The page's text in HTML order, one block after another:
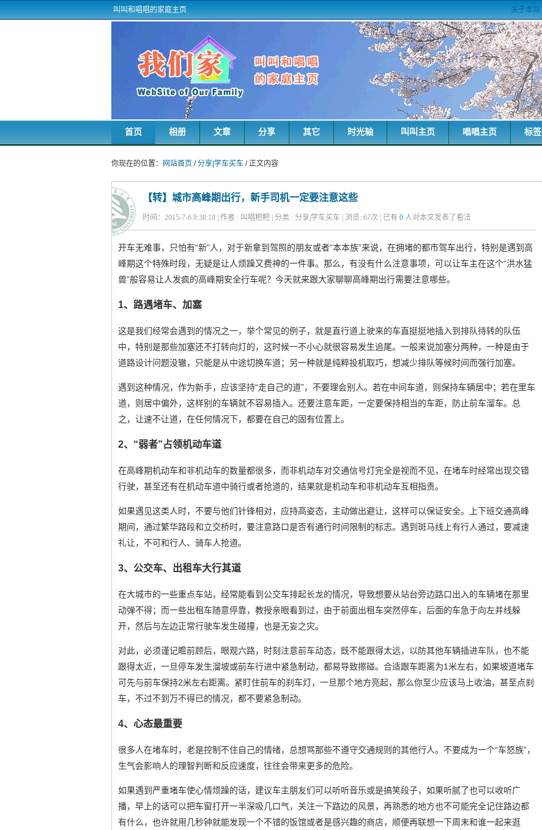
关于本站
叫叫和唱唱的家庭主页
首页 相册 文章 分享 其它 时光轴 叫叫主页 唱唱主页 标签
你现在的位置： 网站首页 /分享|学车买车 / 正文内容
【转】城市高峰期出行，新手司机一定要注意这些
时间：2015-7-6 9:38:18 | 作者 : 叫唱粑粑 | 分类 : 分享|学车买车 | 浏览: 67次 | 已有 0 人对本文发表了看法
开车无难事，只怕有“新”人，对于新拿到驾照的朋友或者“本本族”来说，在拥堵的都市驾车出行，特别是遇到高
峰期这个特殊时段，无疑是让人烦躁又费神的一件事。那么，有没有什么注意事项，可以让车主在这个“洪水猛
兽”般容易让人发疯的高峰期安全行车呢？今天就来跟大家聊聊高峰期出行需要注意哪些。
1、路遇堵车、加塞
这是我们经常会遇到的情况之一，举个常见的例子，就是直行道上驶来的车直挺挺地插入到排队待转的队伍
中，特别是那些加塞还不打转向灯的，这时候一不小心就很容易发生追尾。一般来说加塞分两种，一种是由于
道路设计问题没辙，只能是从中途切换车道；另一种就是纯粹投机取巧，想减少排队等候时间而强行加塞。
遇到这种情况，作为新手，应该坚持“走自己的道”，不要理会别人。若在中间车道，则保持车辆居中；若在里车
道，则居中偏外，这样别的车辆就不容易插入。还要注意车距，一定要保持相当的车距，防止前车溜车。总
之，让速不让道，在任何情况下，都要在自己的固有位置上。
2、“弱者”占领机动车道
在高峰期机动车和非机动车的数量都很多，而非机动车对交通信号灯完全是视而不见，在堵车时经常出现交错
行驶，甚至还有在机动车道中骑行或者抢道的，结果就是机动车和非机动车互相指责。
如果遇见这类人时，不要与他们针锋相对，应持高姿态，主动做出避让，这样可以保证安全。上下班交通高峰
期间，通过繁华路段和立交桥时，要注意路口是否有通行时间限制的标志。遇到斑马线上有行人通过，要减速
礼让，不可和行人、骑车人抢道。
3、公交车、出租车大行其道
在大城市的一些重点车站，经常能看到公交车排起长龙的情况，导致想要从站台旁边路口出入的车辆堵在那里
动弹不得；而一些出租车随意停靠，教授亲眼看到过，由于前面出租车突然停车，后面的车急于向左并线躲
开，然后与左边正常行驶车发生碰撞，也是无妄之灾。
对此，必须谨记瞻前顾后，眼观六路，时刻注意前车动态，既不能跟得太远，以防其他车辆插进车队，也不能
跟得太近，一旦停车发生溜坡或前车行进中紧急制动，都易导致擦碰。合适跟车距离为1米左右，如果坡道堵车
可先与前车保持2米左右距离。紧盯住前车的刹车灯，一旦那个地方亮起，那么你至少应该马上收油，甚至点刹
车，不过不到万不得已的情况，都不要紧急制动。
4、心态最重要
很多人在堵车时，老是控制不住自己的情绪，总想骂那些不遵守交通规则的其他行人。不要成为一个“车怒族”，
生气会影响人的理智判断和反应速度，往往会带来更多的危险。
如果遇到严重堵车使心情烦躁的话，建议车主朋友们可以听听音乐或是搞笑段子，如果听腻了也可以收听广
播，早上的话可以把车窗打开一半深吸几口气，关注一下路边的风景，再熟悉的地方也不可能完全记住路边都
有什么，也许就用几秒钟就能发现一个不错的饭馆或者是感兴趣的商店，顺便再联想一下周末和谁一起来逛